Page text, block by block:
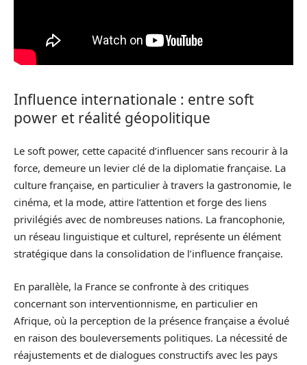
Influence internationale : entre soft
power et réalité géopolitique
Le soft power, cette capacité d’influencer sans recourir à la
force, demeure un levier clé de la diplomatie française. La
culture française, en particulier à travers la gastronomie, le
cinéma, et la mode, attire l’attention et forge des liens
privilégiés avec de nombreuses nations. La francophonie,
un réseau linguistique et culturel, représente un élément
stratégique dans la consolidation de l’influence française.
En parallèle, la France se confronte à des critiques
concernant son interventionnisme, en particulier en
Afrique, où la perception de la présence française a évolué
en raison des bouleversements politiques. La nécessité de
réajustements et de dialogues constructifs avec les pays